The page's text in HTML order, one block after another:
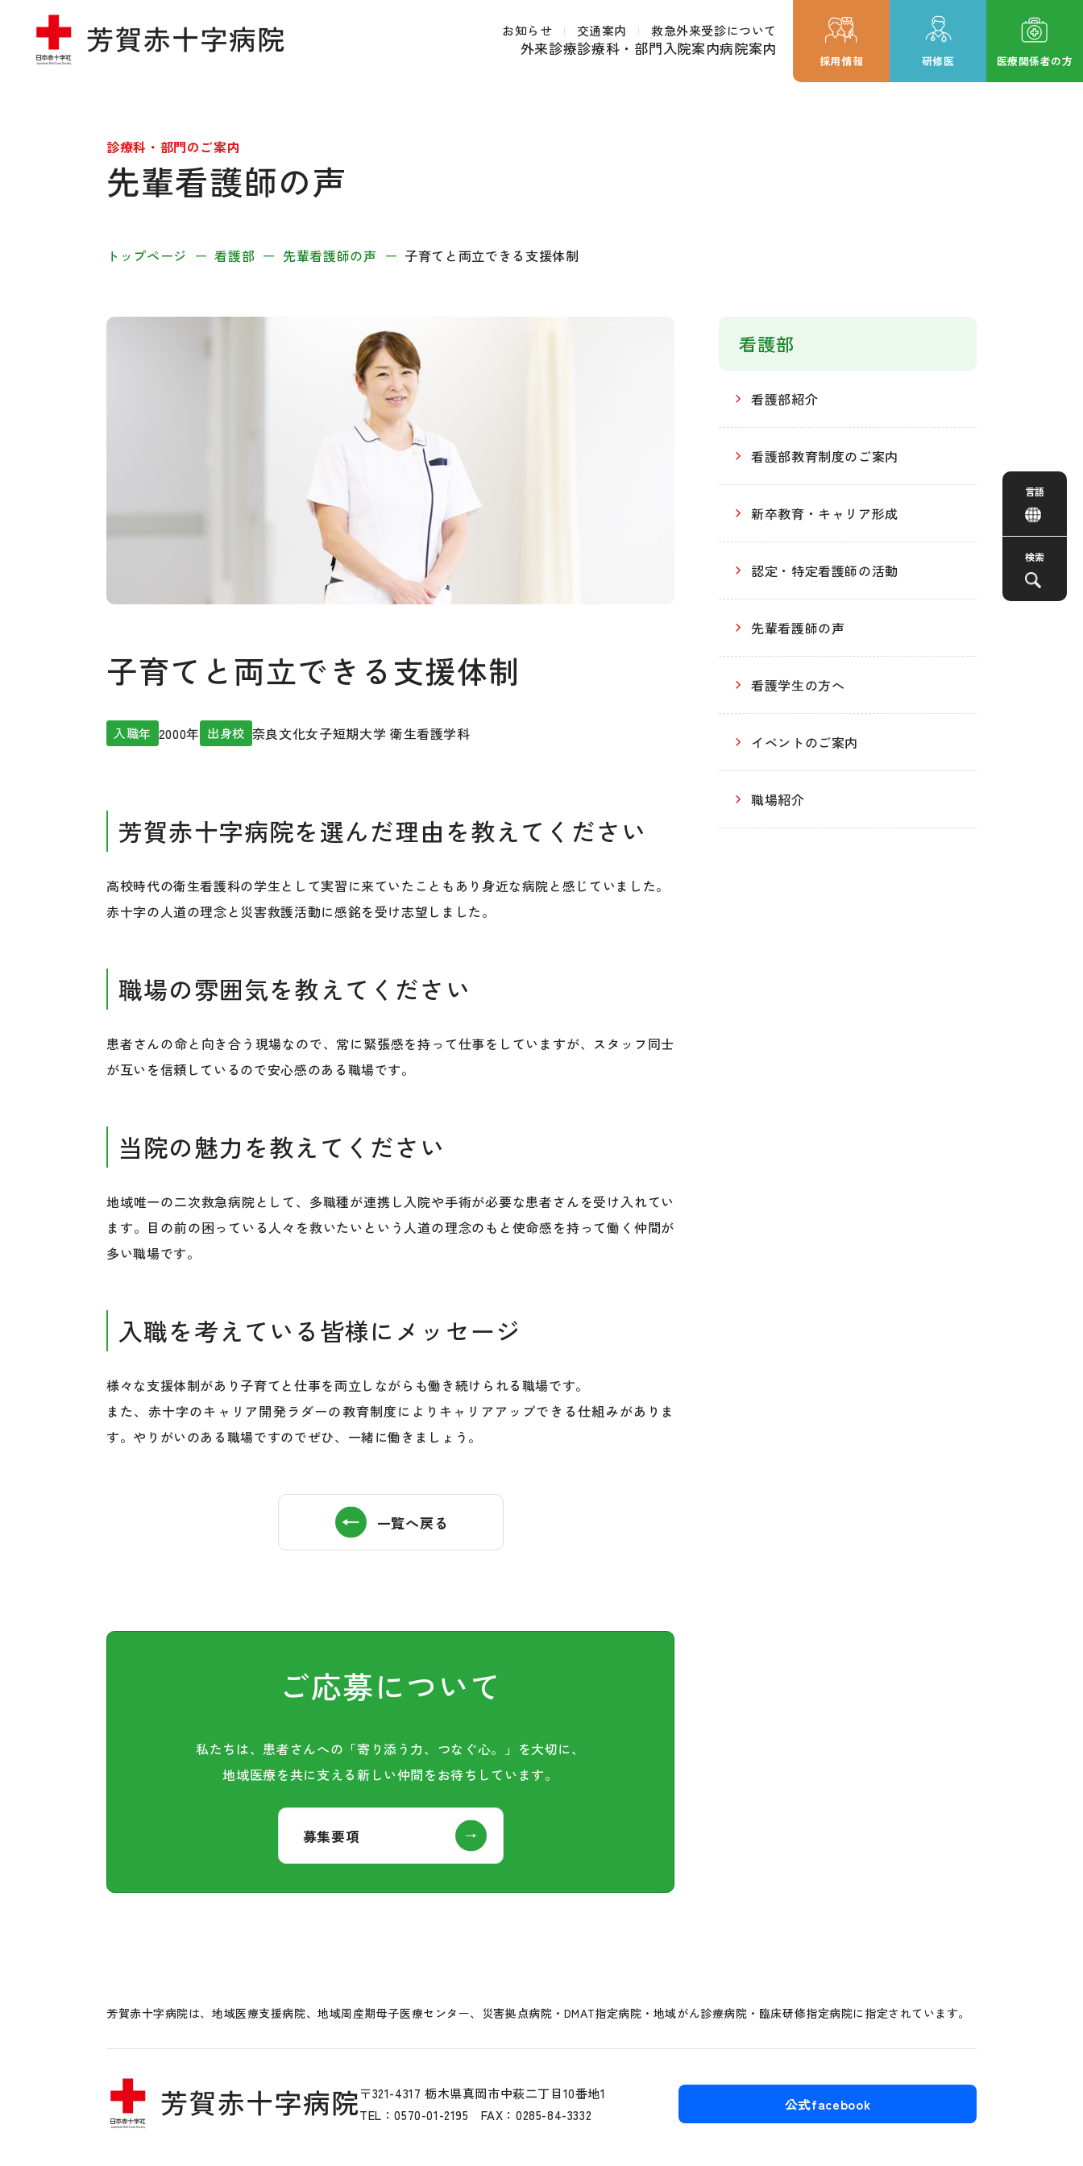
お知らせ 交通案内 救急外来受診について
外来診療診療科・部門入院案内病院案内
採用情報 研修医 医療関係者の方
言語
検索
診療科・部門のご案内
先輩看護師の声
トップページ 看護部 先輩看護師の声 子育てと両立できる支援体制
子育てと両立できる支援体制
入職年 2000年 出身校 奈良文化女子短期大学 衛生看護学科
芳賀赤十字病院を選んだ理由を教えてください
高校時代の衛生看護科の学生として実習に来ていたこともあり身近な病院と感じていました。
赤十字の人道の理念と災害救護活動に感銘を受け志望しました。
職場の雰囲気を教えてください
患者さんの命と向き合う現場なので、常に緊張感を持って仕事をしていますが、スタッフ同士
が互いを信頼しているので安心感のある職場です。
当院の魅力を教えてください
地域唯一の二次救急病院として、多職種が連携し入院や手術が必要な患者さんを受け入れてい
ます。目の前の困っている人々を救いたいという人道の理念のもと使命感を持って働く仲間が
多い職場です。
入職を考えている皆様にメッセージ
様々な支援体制があり子育てと仕事を両立しながらも働き続けられる職場です。
また、赤十字のキャリア開発ラダーの教育制度によりキャリアアップできる仕組みがありま
す。やりがいのある職場ですのでぜひ、一緒に働きましょう。
一覧へ戻る
ご応募について
私たちは、患者さんへの 「寄り添う力、つなぐ心。」を大切に、
地域医療を共に支える新しい仲間をお待ちしています。
募集要項
看護部
看護部紹介
看護部教育制度のご案内
新卒教育・キャリア形成
認定・特定看護師の活動
先輩看護師の声
看護学生の方へ
イベントのご案内
職場紹介
芳賀赤十字病院は、地域医療支援病院、地域周産期母子医療センター、災害拠点病院・DMAT指定病院・地域がん診療病院・臨床研修指定病院に指定されています。
〒321-4317 栃木県真岡市中萩二丁目10番地1
TEL：0570-01-2195
FAX：0285-84-3332
公式facebook